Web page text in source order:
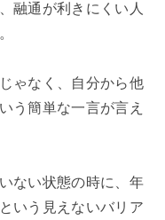
融通が利きにくい人
ゃなく、自分から他
う簡単な一言が言え
ない状態の時に、年
いう見えないバリア